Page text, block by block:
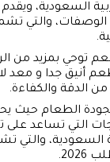
السعودية،
الوصفات، والتي
توحي بمزيد من
أنيق جدا و معد
الدقة والكفاءة.
الطعام حيث
التي تساعد على
السعودية، والتي